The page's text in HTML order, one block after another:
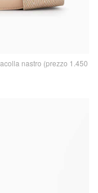
nastro (prezzo 1.450